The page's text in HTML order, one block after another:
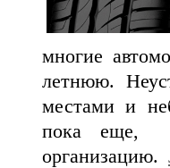
многие
летнюю.
местами и
пока еще, с
организацию.